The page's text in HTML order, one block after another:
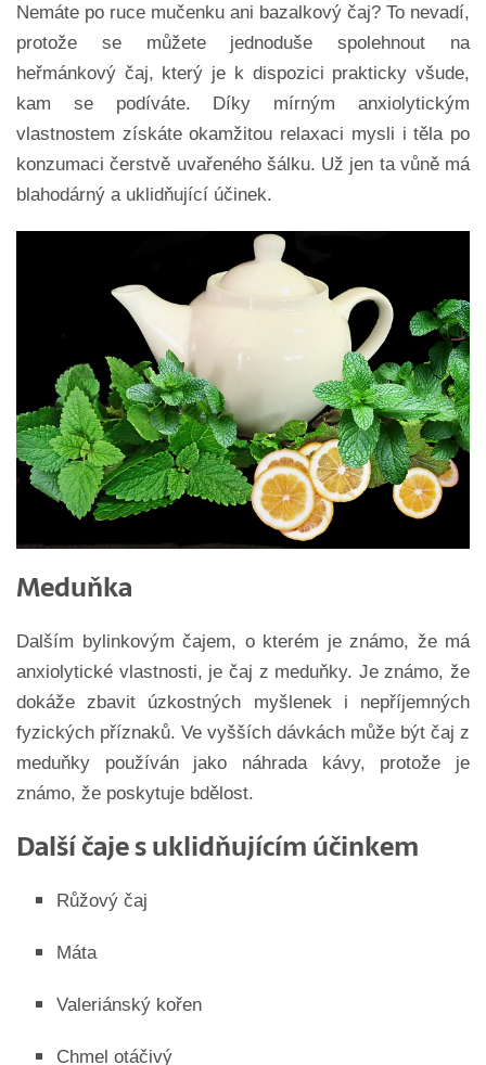
Nemáte po ruce mučenku ani bazalkový čaj? To nevadí,
protože se můžete jednoduše spolehnout na
heřmánkový čaj, který je k dispozici prakticky všude,
kam se podíváte. Díky mírným anxiolytickým
vlastnostem získáte okamžitou relaxaci mysli i těla po
konzumaci čerstvě uvařeného šálku. Už jen ta vůně má
blahodárný a uklidňující účinek.
Meduňka
Dalším bylinkovým čajem, o kterém je známo, že má
anxiolytické vlastnosti, je čaj z meduňky. Je známo, že
dokáže zbavit úzkostných myšlenek i nepříjemných
fyzických příznaků. Ve vyšších dávkách může být čaj z
meduňky používán jako náhrada kávy, protože je
známo, že poskytuje bdělost.
Další čaje s uklidňujícím účinkem
Růžový čaj
Máta
Valeriánský kořen
Chmel otáčivý